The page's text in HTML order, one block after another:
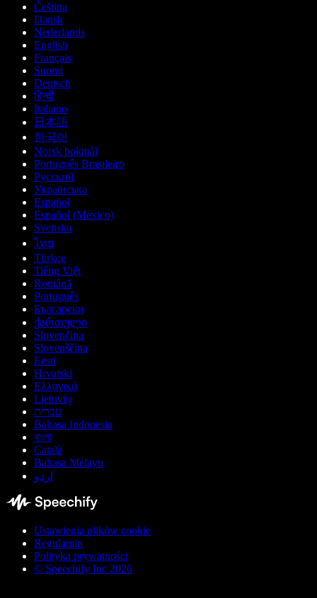
Čeština
Dansk
Nederlands
English
Français
Suomi
Deutsch
हिन्दी
Italiano
日本語
한국어
Norsk bokmål
Português Brasileiro
Русский
Українська
Español
Español (México)
Svenska
ไทย
Türkçe
Tiếng Việt
Română
Português
Български
ქართული
Slovenčina
Slovenščina
Eesti
Hrvatski
Ελληνικά
Lietuvių
עברית
Bahasa Indonesia
বাংলা
Català
Bahasa Melayu
اردو
Ustawienia plików cookie
Regulamin
Polityka prywatności
© Speechify Inc 2026